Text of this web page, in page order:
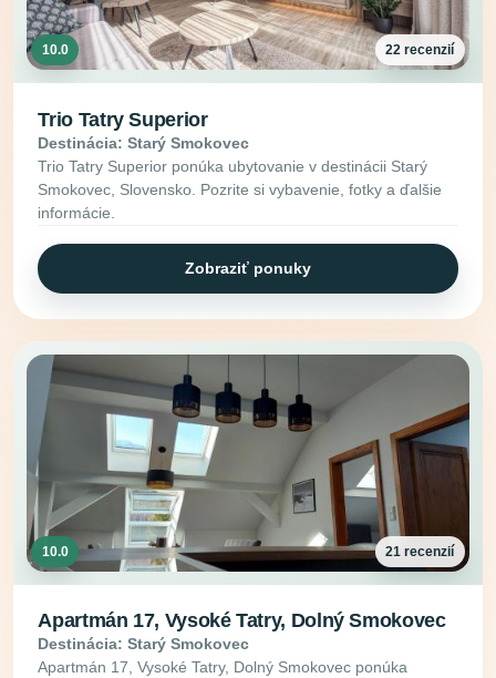
10.0 22 recenzií
Trio Tatry Superior
Destinácia: Starý Smokovec
Trio Tatry Superior ponúka ubytovanie v destinácii Starý
Smokovec, Slovensko. Pozrite si vybavenie, fotky a ďalšie
informácie.
Zobraziť ponuky
10.0 21 recenzií
Apartmán 17, Vysoké Tatry, Dolný Smokovec
Destinácia: Starý Smokovec
Apartmán 17, Vysoké Tatry, Dolný Smokovec ponúka